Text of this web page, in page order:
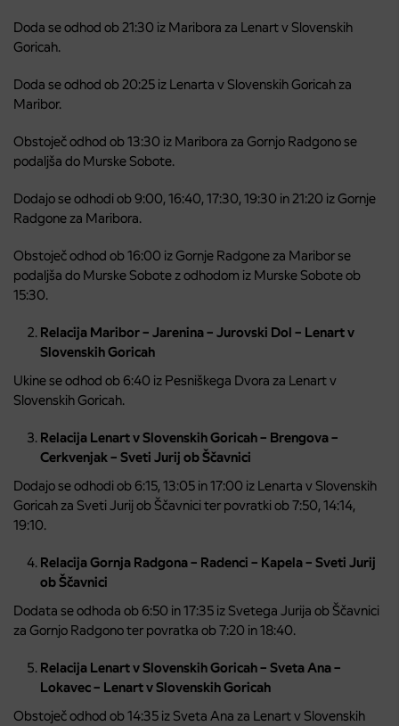
Doda se odhod ob 21:30 iz Maribora za Lenart v Slovenskih
Goricah.
Doda se odhod ob 20:25 iz Lenarta v Slovenskih Goricah za
Maribor.
Obstoječ odhod ob 13:30 iz Maribora za Gornjo Radgono se
podaljša do Murske Sobote.
Dodajo se odhodi ob 9:00, 16:40, 17:30, 19:30 in 21:20 iz Gornje
Radgone za Maribora.
Obstoječ odhod ob 16:00 iz Gornje Radgone za Maribor se
podaljša do Murske Sobote z odhodom iz Murske Sobote ob
15:30.
Relacija Maribor – Jarenina – Jurovski Dol – Lenart v
Slovenskih Goricah
Ukine se odhod ob 6:40 iz Pesniškega Dvora za Lenart v
Slovenskih Goricah.
Relacija Lenart v Slovenskih Goricah – Brengova –
Cerkvenjak – Sveti Jurij ob Ščavnici
Dodajo se odhodi ob 6:15, 13:05 in 17:00 iz Lenarta v Slovenskih
Goricah za Sveti Jurij ob Ščavnici ter povratki ob 7:50, 14:14,
19:10.
Relacija Gornja Radgona – Radenci – Kapela – Sveti Jurij
ob Ščavnici
Dodata se odhoda ob 6:50 in 17:35 iz Svetega Jurija ob Ščavnici
za Gornjo Radgono ter povratka ob 7:20 in 18:40.
Relacija Lenart v Slovenskih Goricah – Sveta Ana –
Lokavec – Lenart v Slovenskih Goricah
Obstoječ odhod ob 14:35 iz Sveta Ana za Lenart v Slovenskih